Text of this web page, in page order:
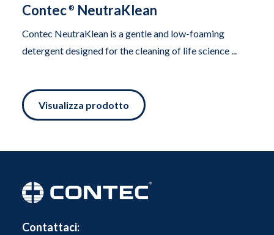
Contec ® NeutraKlean
Contec NeutraKlean is a gentle and low-foaming
detergent designed for the cleaning of life science ...
Visualizza prodotto
Contattaci: